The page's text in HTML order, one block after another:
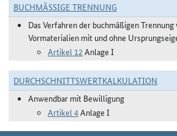
BUCHMÄSSIGE TRENNUNG
Das Verfahren der buchmäßigen Trennung
Vormaterialien mit und ohne
Artikel 12 Anlage I
DURCHSCHNITTSWERTKALKULATION
Anwendbar mit Bewilligung
Artikel 4Anlage I